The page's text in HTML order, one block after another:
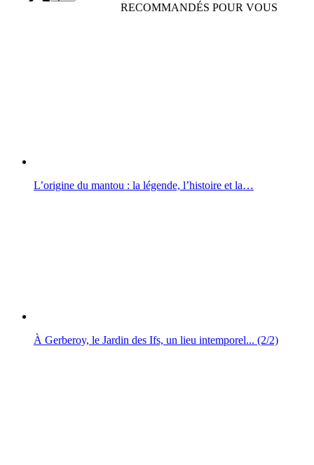
RECOMMANDÉS POUR VOUS
L’origine du mantou : la légende, l’histoire et la…
À Gerberoy, le Jardin des Ifs, un lieu intemporel... (2/2)